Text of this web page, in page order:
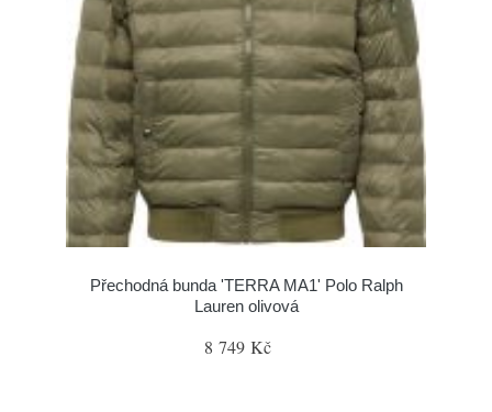
Přechodná bunda 'TERRA MA1' Polo Ralph
Lauren olivová
8 749 Kč